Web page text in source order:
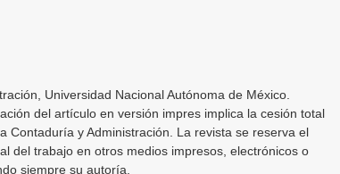
Universidad Nacional Autónoma de México.
del artículo en versión impres implica la cesión total
Contaduría y Administración. La revista se reserva el
del trabajo en otros medios impresos, electrónicos o
siempre su autoría.